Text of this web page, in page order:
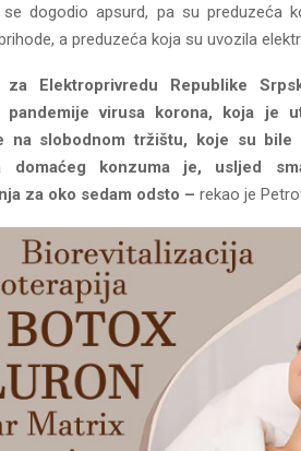
dogodio apsurd, pa su preduzeća
a preduzeća koja su uvozila
Elektroprivredu Republike
pandemije virusa korona, koja je
na slobodnom tržištu, koje su
domaćeg konzuma je, usljed
za oko sedam odsto – rekao je